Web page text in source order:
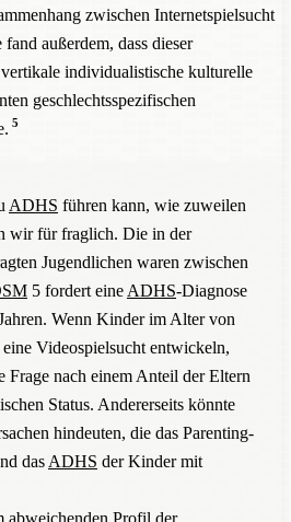
zwischen Internetspielsucht
außerdem, dass dieser
individualistische kulturelle
geschlechtsspezifischen
5
ADHS führen kann, wie zuweilen
wir für fraglich. Die in der
Jugendlichen waren zwischen
5 fordert eine ADHS-Diagnose
Wenn Kinder im Alter von
Videospielsucht entwickeln,
Frage nach einem Anteil der Eltern
Status. Andererseits könnte
hindeuten, die das Parenting-
das ADHS der Kinder mit
abweichenden Profil der